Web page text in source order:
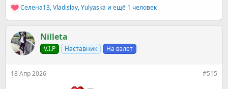
Р
е
к
ц
и
Селена13,Vladislav,Yulyaska и ещё 1 человек
Nilleta
V.I.P Наставник На взлет
18 Апр 2026 #515